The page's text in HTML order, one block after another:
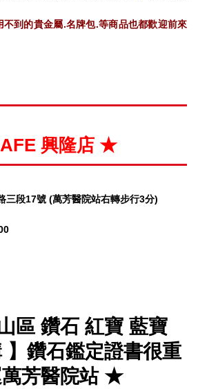
不到的貴金屬.名牌包.等商品也都歡迎前來
興隆店 ★
三段17號 (萬芳醫院站右轉步行3分)
區 鑽石 紅寶 藍寶
】鑽石鑑定證書很重
芳醫院站 ★